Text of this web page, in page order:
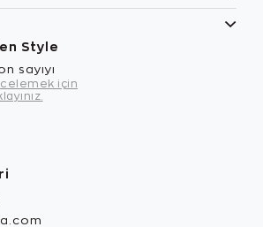
Style
sayıyı
için